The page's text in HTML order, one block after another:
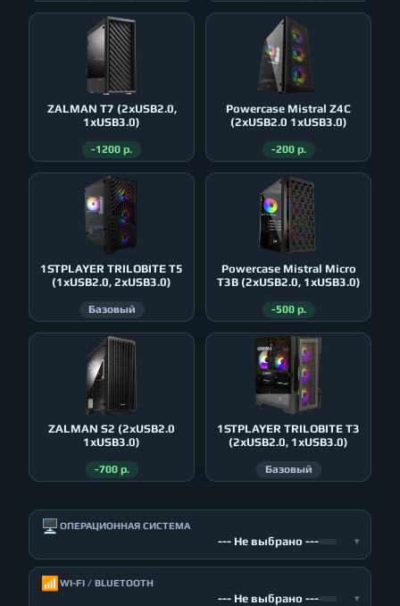
ZALMAN T7 (2xUSB2.0,
1xUSB3.0)
-1200 р.
Powercase Mistral Z4С
(2xUSB2.0 1xUSB3.0)
-200 р.
1STPLAYER TRILOBITE T5
(1xUSB2.0, 2xUSB3.0)
Базовый
Powercase Mistral Micro
T3B (2xUSB2.0, 1xUSB3.0)
-500 р.
ZALMAN S2 (2xUSB2.0
1xUSB3.0)
-700 р.
1STPLAYER TRILOBITE T3
(2xUSB2.0, 1xUSB3.0)
Базовый
🖥️ ОПЕРАЦИОННАЯ СИСТЕМА
--- Не выбрано --- ▾
📶 WI-FI / BLUETOOTH
--- Не выбрано --- ▾